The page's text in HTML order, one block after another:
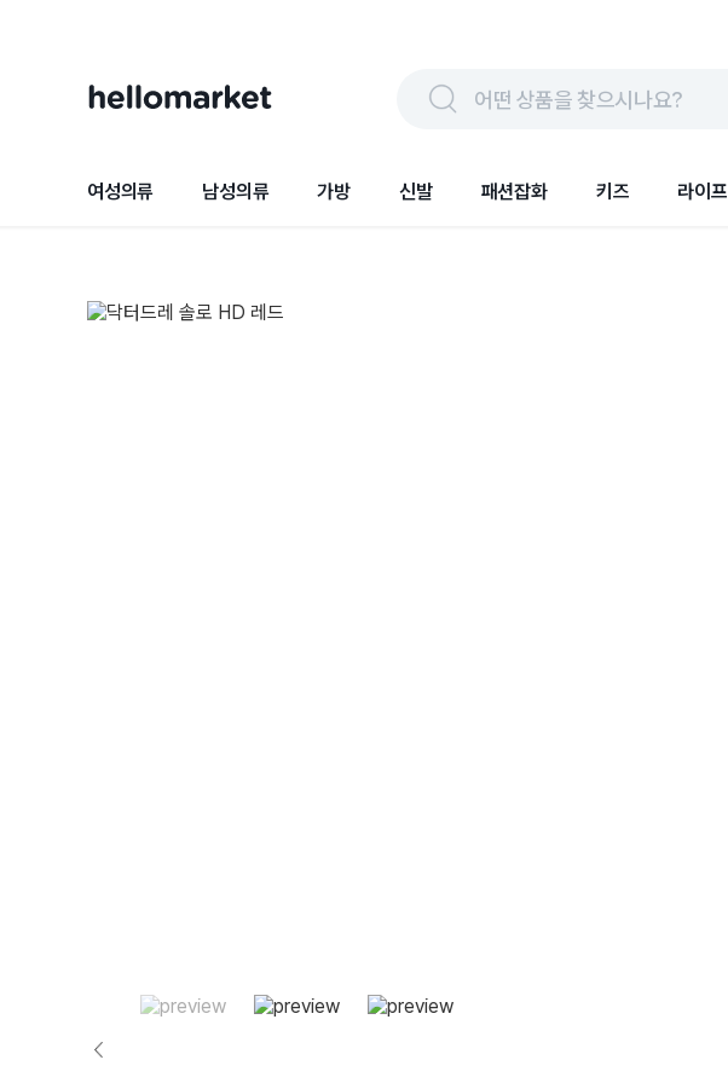
어떤 상품을 찾으시나요?
여성의류 남성의류 가방 신발 패션잡화 키즈 라이프